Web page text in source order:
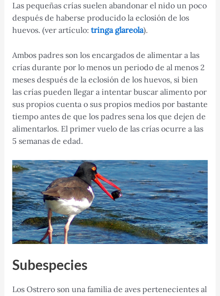
Las pequeñas crías suelen abandonar el nido un poco
después de haberse producido la eclosión de los
huevos. (ver artículo: tringa glareola).
Ambos padres son los encargados de alimentar a las
crías durante por lo menos un periodo de al menos 2
meses después de la eclosión de los huevos, si bien
las crías pueden llegar a intentar buscar alimento por
sus propios cuenta o sus propios medios por bastante
tiempo antes de que los padres sena los que dejen de
alimentarlos. El primer vuelo de las crías ocurre a las
5 semanas de edad.
Subespecies
Los Ostrero son una familia de aves pertenecientes al